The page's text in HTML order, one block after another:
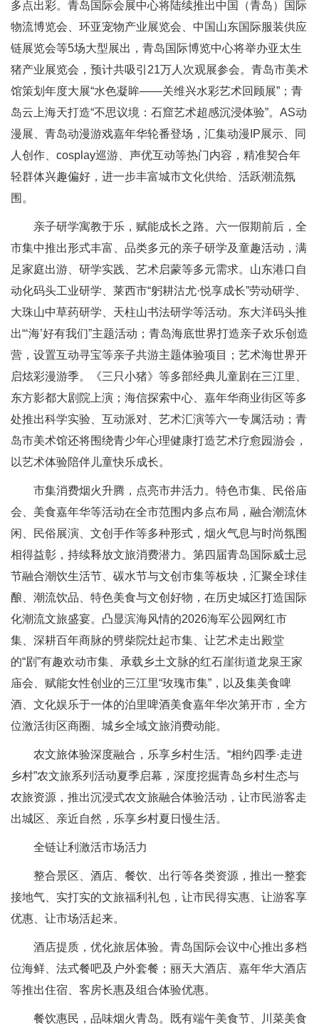
多点出彩。青岛国际会展中心将陆续推出中国（青岛）国际
物流博览会、环亚宠物产业展览会、中国山东国际服装供应
链展览会等5场大型展出，青岛国际博览中心将举办亚太生
猪产业展览会，预计共吸引21万人次观展参会。青岛市美术
馆策划年度大展“水色凝眸——关维兴水彩艺术回顾展”；青
岛云上海天打造“不思议境：石窟艺术超感沉浸体验”。AS动
漫展、青岛动漫游戏嘉年华轮番登场，汇集动漫IP展示、同
人创作、cosplay巡游、声优互动等热门内容，精准契合年
轻群体兴趣偏好，进一步丰富城市文化供给、活跃潮流氛
围。
亲子研学寓教于乐，赋能成长之路。六一假期前后，全
市集中推出形式丰富、品类多元的亲子研学及童趣活动，满
足家庭出游、研学实践、艺术启蒙等多元需求。山东港口自
动化码头工业研学、莱西市“躬耕沽尤·悦享成长”劳动研学、
大珠山中草药研学、天柱山书法研学等活动。东大洋码头推
出“‘海’好有我们”主题活动；青岛海底世界打造亲子欢乐创造
营，设置互动寻宝等亲子共游主题体验项目；艺术海世界开
启炫彩漫游季。《三只小猪》等多部经典儿童剧在三江里、
东方影都大剧院上演；海信探索中心、嘉年华商业街区等多
处推出科学实验、互动派对、艺术汇演等六一专属活动；青
岛市美术馆还将围绕青少年心理健康打造艺术疗愈园游会，
以艺术体验陪伴儿童快乐成长。
市集消费烟火升腾，点亮市井活力。特色市集、民俗庙
会、美食嘉年华等活动在全市范围内多点布局，融合潮流休
闲、民俗展演、文创手作等多种形式，烟火气息与时尚氛围
相得益彰，持续释放文旅消费潜力。第四届青岛国际威士忌
节融合潮饮生活节、碳水节与文创市集等板块，汇聚全球佳
酿、潮流饮品、特色美食与文创好物，在历史城区打造国际
化潮流文旅盛宴。凸显滨海风情的2026海军公园网红市
集、深耕百年商脉的劈柴院灶起市集、让艺术走出殿堂
的“剧”有趣欢动市集、承载乡土文脉的红石崖街道龙泉王家
庙会、赋能女性创业的三江里“玫瑰市集”，以及集美食啤
酒、文化娱乐于一体的泊里啤酒美食嘉年华次第开市，全方
位激活街区商圈、城乡全域文旅消费动能。
农文旅体验深度融合，乐享乡村生活。“相约四季·走进
乡村”农文旅系列活动夏季启幕，深度挖掘青岛乡村生态与
农旅资源，推出沉浸式农文旅融合体验活动，让市民游客走
出城区、亲近自然，乐享乡村夏日慢生活。
全链让利激活市场活力
整合景区、酒店、餐饮、出行等各类资源，推出一整套
接地气、实打实的文旅福利礼包，让市民得实惠、让游客享
优惠、让市场活起来。
酒店提质，优化旅居体验。青岛国际会议中心推出多档
位海鲜、法式餐吧及户外套餐；丽天大酒店、嘉年华大酒店
等推出住宿、客房长惠及组合体验优惠。
餐饮惠民，品味烟火青岛。既有端午美食节、川菜美食